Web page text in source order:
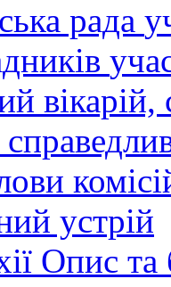
рада
вікарій,
устрій
Опис та